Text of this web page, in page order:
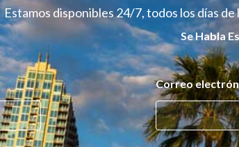
Estamos disponibles 24/7, todos los días de
Se Habla
Correo